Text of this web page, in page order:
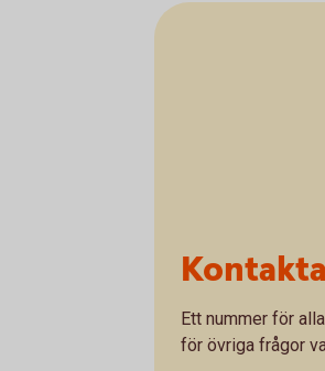
Ett nummer för
för övriga frågor